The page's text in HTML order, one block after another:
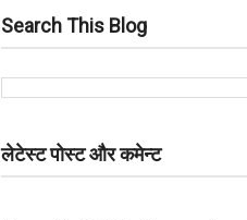
Search This Blog
लेटेस्ट पोस्ट और कमेन्ट